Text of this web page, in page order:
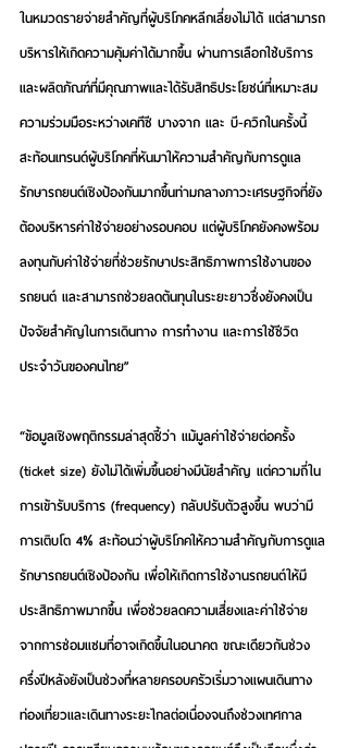
ในหมวดรายจ่ายสำคัญที่ผู้บริโภคหลีกเลี่ยงไม่ได้ แต่สามารถ
บริหารให้เกิดความคุ้มค่าได้มากขึ้น ผ่านการเลือกใช้บริการ
และผลิตภัณฑ์ที่มีคุณภาพและได้รับสิทธิประโยชน์ที่เหมาะสม
ความร่วมมือระหว่างเคทีซี บางจาก และ บี-ควิกในครั้งนี้
สะท้อนเทรนด์ผู้บริโภคที่หันมาให้ความสำคัญกับการดูแล
รักษารถยนต์เชิงป้องกันมากขึ้นท่ามกลางภาวะเศรษฐกิจที่ยัง
ต้องบริหารค่าใช้จ่ายอย่างรอบคอบ แต่ผู้บริโภคยังคงพร้อม
ลงทุนกับค่าใช้จ่ายที่ช่วยรักษาประสิทธิภาพการใช้งานของ
รถยนต์ และสามารถช่วยลดต้นทุนในระยะยาวซึ่งยังคงเป็น
ปัจจัยสำคัญในการเดินทาง การทำงาน และการใช้ชีวิต
ประจำวันของคนไทย”
“ข้อมูลเชิงพฤติกรรมล่าสุดชี้ว่า แม้มูลค่าใช้จ่ายต่อครั้ง
(ticket size) ยังไม่ได้เพิ่มขึ้นอย่างมีนัยสำคัญ แต่ความถี่ใน
การเข้ารับบริการ (frequency) กลับปรับตัวสูงขึ้น พบว่ามี
การเติบโต 4% สะท้อนว่าผู้บริโภคให้ความสำคัญกับการดูแล
รักษารถยนต์เชิงป้องกัน เพื่อให้เกิดการใช้งานรถยนต์ให้มี
ประสิทธิภาพมากขึ้น เพื่อช่วยลดความเสี่ยงและค่าใช้จ่าย
จากการซ่อมแซมที่อาจเกิดขึ้นในอนาคต ขณะเดียวกันช่วง
ครึ่งปีหลังยังเป็นช่วงที่หลายครอบครัวเริ่มวางแผนเดินทาง
ท่องเที่ยวและเดินทางระยะไกลต่อเนื่องจนถึงช่วงเทศกาล